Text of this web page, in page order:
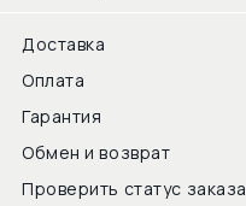
Доставка
Оплата
Гарантия
Обмен и возврат
Проверить статус заказа